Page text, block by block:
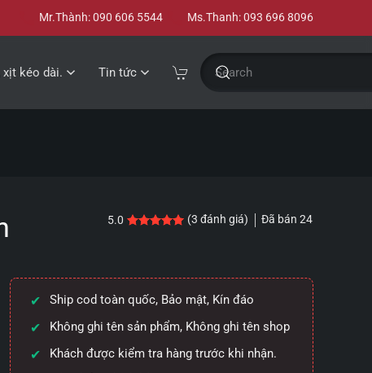
Mr.Thành: 090 606 5544 Ms.Thanh: 093 696 8096
xịt kéo dài. Tin tức
5.0 5.0 trên 5 dựa trên
3 đánh giá
(3 đánh giá) Đã bán24
Ship cod toàn quốc, Bảo mật, Kín đáo
Không ghi tên sản phẩm, Không ghi tên shop
Khách được kiểm tra hàng trước khi nhận.